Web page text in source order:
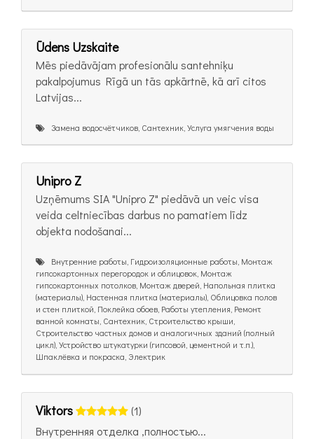
Ūdens Uzskaite
Mēs piedāvājam profesionālu santehniķu
pakalpojumus Rīgā un tās apkārtnē, kā arī citos
Latvijas...
Замена водосчётчиков, Сантехник, Услуга умягчения воды
Unipro Z
Uzņēmums SIA "Unipro Z" piedāvā un veic visa
veida celtniecības darbus no pamatiem līdz
objekta nodošanai...
Внутренние работы, Гидроизоляционные работы, Монтаж
гипсокартонных перегородок и облицовок, Монтаж
гипсокартонных потолков, Монтаж дверей, Напольная плитка
(материалы), Настенная плитка (материалы), Облицовка полов
и стен плиткой, Поклейка обоев, Работы утепления, Ремонт
ванной комнаты, Сантехник, Строительство крыши,
Строительство частных домов и аналогичных зданий (полный
цикл), Устройство штукатурки (гипсовой, цементной и т.п.),
Шпаклёвка и покраска, Электрик
Viktors
(1)
Внутренняя отделка ,полностью...